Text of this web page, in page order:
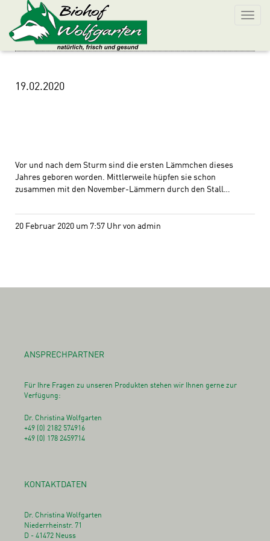
19.02.2020
Vor und nach dem Sturm sind die ersten Lämmchen dieses
Jahres geboren worden. Mittlerweile hüpfen sie schon
zusammen mit den November-Lämmern durch den Stall…
20 Februar 2020 um 7:57 Uhr von admin
ANSPRECHPARTNER
Für Ihre Fragen zu unseren Produkten stehen wir Ihnen gerne zur
Verfügung:
Dr. Christina Wolfgarten
+49 (0) 2182 574916
+49 (0) 178 2459714
KONTAKTDATEN
Dr. Christina Wolfgarten
Niederrheinstr. 71
D - 41472 Neuss